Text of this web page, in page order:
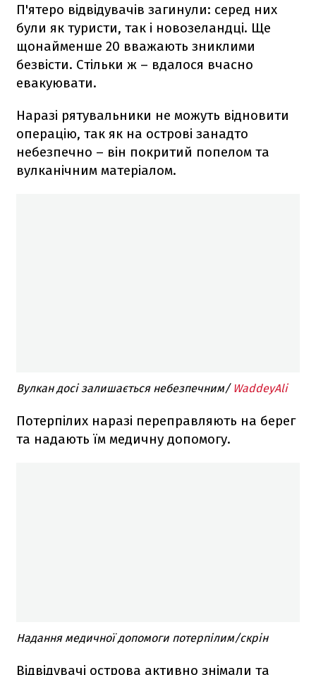
П'ятеро відвідувачів загинули: серед них
були як туристи, так і новозеландці. Ще
щонайменше 20 вважають зниклими
безвісти. Стільки ж – вдалося вчасно
евакуювати.
Наразі рятувальники не можуть відновити
операцію, так як на острові занадто
небезпечно – він покритий попелом та
вулканічним матеріалом.
Вулкан досі залишається небезпечним/ WaddeyAli
Потерпілих наразі переправляють на берег
та надають їм медичну допомогу.
Надання медичної допомоги потерпілим/скрін
Відвідувачі острова активно знімали та